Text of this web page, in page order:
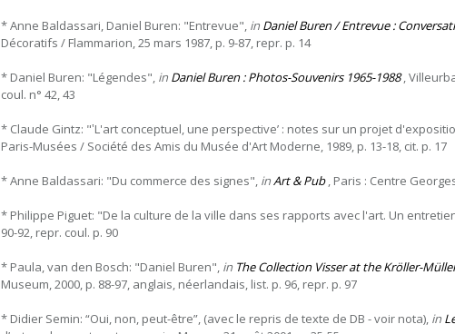
* Anne Baldassari, Daniel Buren: "Entrevue", in Daniel Buren / Entrevue :
Décoratifs / Flammarion, 25 mars 1987, p. 9-87, repr. p. 14
* Daniel Buren: "Légendes", in Daniel Buren : Photos-Souvenirs 1965-1988,
coul. n° 42, 43
* Claude Gintz: "‛L'art conceptuel, une perspective’ : notes sur un projet
Paris-Musées / Société des Amis du Musée d'Art Moderne, 1989, p. 13-18, cit. p. 17
* Anne Baldassari: "Du commerce des signes", inArt & Pub, Paris : Centre
* Philippe Piguet: "De la culture de la ville dans ses rapports avec l'art. Un
90-92, repr. coul. p. 90
* Paula, van den Bosch: "Daniel Buren", in The Collection Visser at the Kröller-
Museum, 2000, p. 88-97, anglais, néerlandais, list. p. 96, repr. p. 97
* Didier Semin: “Oui, non, peut-être”, (avec le repris de texte de DB - voir nota), in